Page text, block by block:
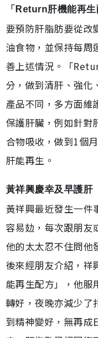
「Return肝機能再
要預防肝脂肪要從改
油食物，並保持每周
善上述情況。「
分，做到清肝、強化
產品不同，多方面維
保護肝臟，例如針對
合物吸收，做到1個
肝能再生。
黃祥興慶幸及早護肝
黃祥興最近發生一件
容易攰，每次跟朋友
他的太太忍不住問他
後來經朋友介紹，祥
能再生配方」，他服
轉好，夜晚亦減少了
到精神變好，無再成